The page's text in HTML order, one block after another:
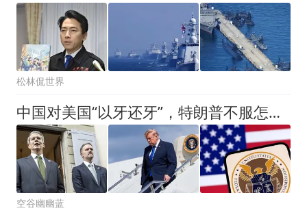
松林侃世界
中国对美国“以牙还牙”，特朗普不服怎么办？中方后面有的是手段
空谷幽幽蓝